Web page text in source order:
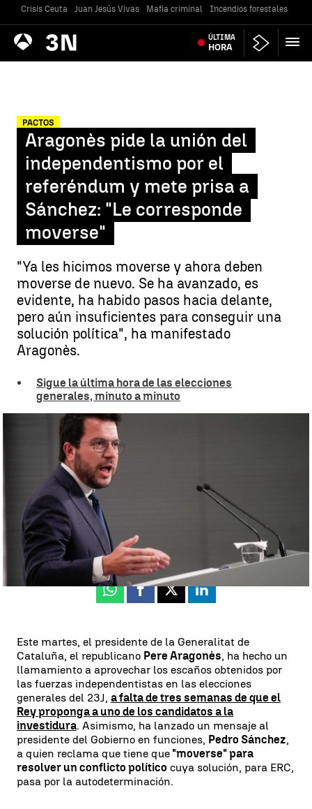
Crisis Ceuta Juan Jesús Vivas Mafia criminal Incendios forestales
Antena
3 Noticias ÚLTIMA
HORA
PACTOS
Aragonès pide la unión del
independentismo por el
referéndum y mete prisa a
Sánchez: "Le corresponde
moverse"
"Ya les hicimos moverse y ahora deben
moverse de nuevo. Se ha avanzado, es
evidente, ha habido pasos hacia delante,
pero aún insuficientes para conseguir una
solución política", ha manifestado
Aragonès.
Sigue la última hora de las elecciones
generales, minuto a minuto
Aragonès pide la unión del independentismo por el referéndum |
Álvaro Perreau
Actualizado: 01 de agosto de 2023, 21:32
Publicado:
01 de agosto de 2023, 14:08
Whatsapp
Facebook
X Linkedin
Este martes, el presidente de la Generalitat de
Cataluña, el republicano Pere Aragonès, ha hecho un
llamamiento a aprovechar los escaños obtenidos por
las fuerzas independentistas en las elecciones
generales del 23J, a falta de tres semanas de que el
Rey proponga a uno de los candidatos a la
investidura. Asimismo, ha lanzado un mensaje al
presidente del Gobierno en funciones, Pedro Sánchez,
a quien reclama que tiene que "moverse" para
resolver un conflicto político cuya solución, para ERC,
pasa por la autodeterminación.